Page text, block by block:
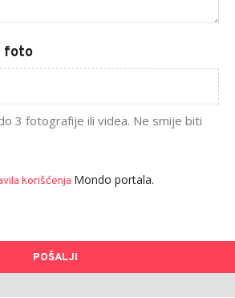
foto
3 fotografije ili videa. Ne smije biti
korišćenja Mondo portala.
POŠALJI